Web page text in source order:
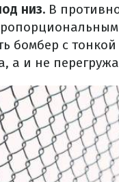
низ. В
бомбер с
а и не